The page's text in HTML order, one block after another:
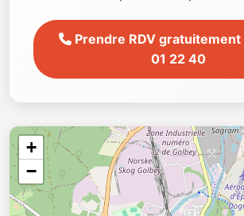
Prendre RDV gratuitement
01 22 40
+
−